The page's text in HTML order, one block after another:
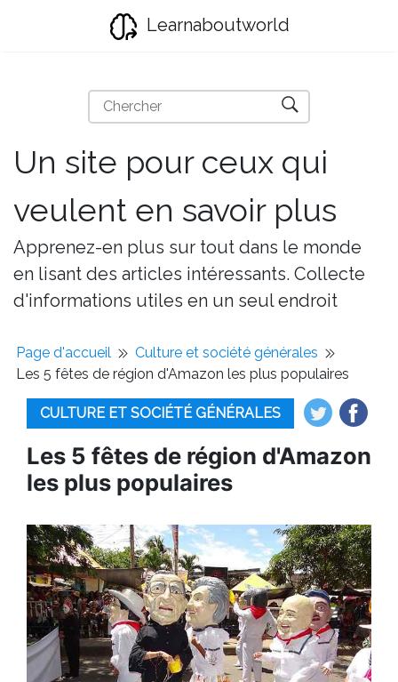
Learnaboutworld
Un site pour ceux qui
veulent en savoir plus
Apprenez-en plus sur tout dans le monde
en lisant des articles intéressants. Collecte
d'informations utiles en un seul endroit
Page d'accueil
Culture et société générales
Les 5 fêtes de région d'Amazon les plus populaires
CULTURE ET SOCIÉTÉ GÉNÉRALES
Les 5 fêtes de région d'Amazon
les plus populaires